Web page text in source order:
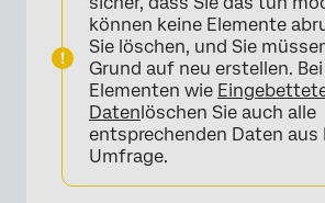
können keine Elemente
Sie löschen, und Sie
Grund auf neu erstellen. Bei
Elementen wie
Daten löschen Sie auch alle
entsprechenden Daten aus
Umfrage.